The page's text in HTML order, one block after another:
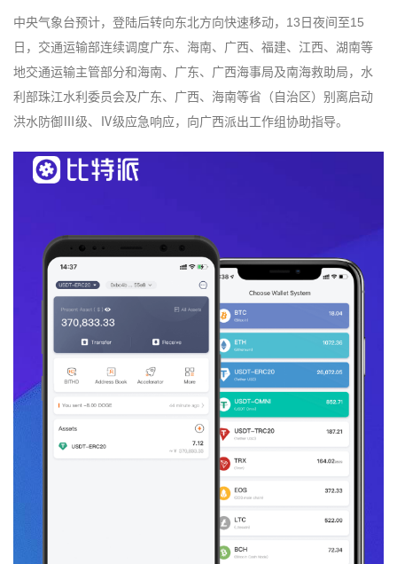
中央气象台预计，登陆后转向东北方向快速移动，13日夜间至15
日，交通运输部连续调度广东、海南、广西、福建、江西、湖南等
地交通运输主管部分和海南、广东、广西海事局及南海救助局，水
利部珠江水利委员会及广东、广西、海南等省（自治区）别离启动
洪水防御Ⅲ级、Ⅳ级应急响应，向广西派出工作组协助指导。